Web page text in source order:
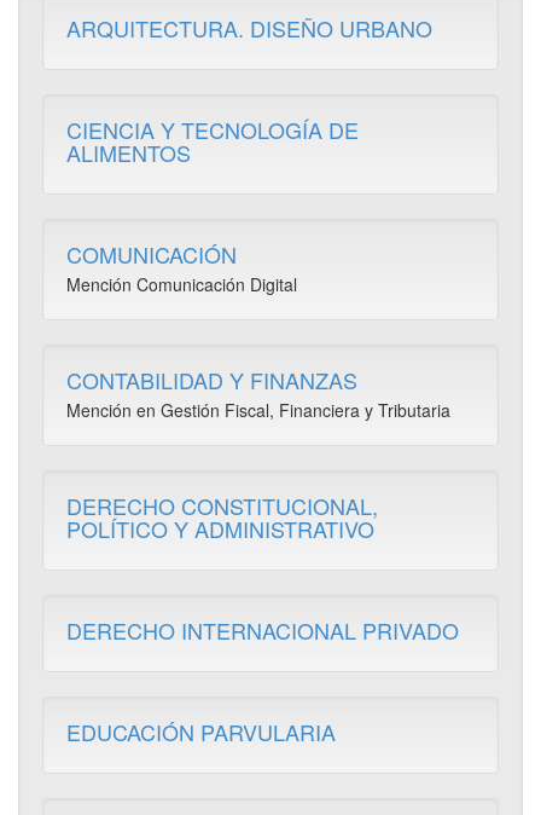
ARQUITECTURA. DISEÑO URBANO
CIENCIA Y TECNOLOGÍA DE
ALIMENTOS
COMUNICACIÓN
Mención Comunicación Digital
CONTABILIDAD Y FINANZAS
Mención en Gestión Fiscal, Financiera y Tributaria
DERECHO CONSTITUCIONAL,
POLÍTICO Y ADMINISTRATIVO
DERECHO INTERNACIONAL PRIVADO
EDUCACIÓN PARVULARIA